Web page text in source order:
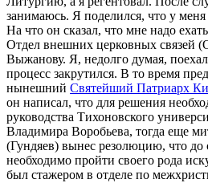
занимаюсь. Я поделился, что у
На что он сказал, что мне надо
Отдел внешних церковных
Выжанову. Я, недолго думая,
процесс закрутился. В то время
нынешний Святейший Патриарх
он написал, что для решения
руководства Тихоновского
Владимира Воробьева, тогда еще
(Гундяев) вынес резолюцию, что до
необходимо пройти своего рода
был стажером в отделе по